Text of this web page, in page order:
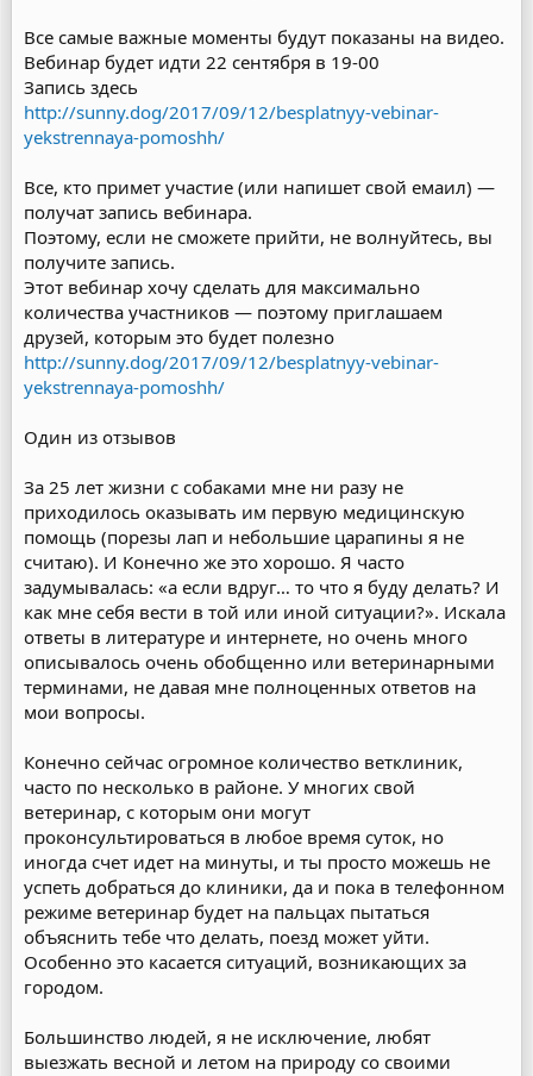
Все самые важные моменты будут показаны на видео.
Вебинар будет идти 22 сентября в 19-00
Запись здесь
http://sunny.dog/2017/09/12/besplatnyy-vebinar-
yekstrennaya-pomoshh/
Все, кто примет участие (или напишет свой емаил) —
получат запись вебинара.
Поэтому, если не сможете прийти, не волнуйтесь, вы
получите запись.
Этот вебинар хочу сделать для максимально
количества участников — поэтому приглашаем
друзей, которым это будет полезно
http://sunny.dog/2017/09/12/besplatnyy-vebinar-
yekstrennaya-pomoshh/
Один из отзывов
За 25 лет жизни с собаками мне ни разу не
приходилось оказывать им первую медицинскую
помощь (порезы лап и небольшие царапины я не
считаю). И Конечно же это хорошо. Я часто
задумывалась: «а если вдруг… то что я буду делать? И
как мне себя вести в той или иной ситуации?». Искала
ответы в литературе и интернете, но очень много
описывалось очень обобщенно или ветеринарными
терминами, не давая мне полноценных ответов на
мои вопросы.
Конечно сейчас огромное количество ветклиник,
часто по несколько в районе. У многих свой
ветеринар, с которым они могут
проконсультироваться в любое время суток, но
иногда счет идет на минуты, и ты просто можешь не
успеть добраться до клиники, да и пока в телефонном
режиме ветеринар будет на пальцах пытаться
объяснить тебе что делать, поезд может уйти.
Особенно это касается ситуаций, возникающих за
городом.
Большинство людей, я не исключение, любят
выезжать весной и летом на природу со своими